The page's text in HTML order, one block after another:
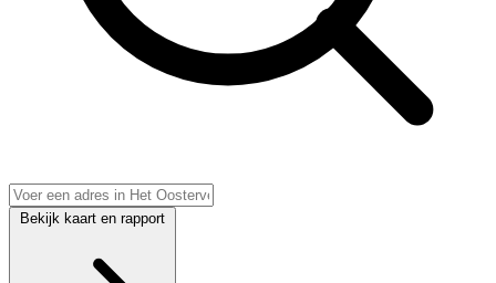
Bekijk kaart en rapport